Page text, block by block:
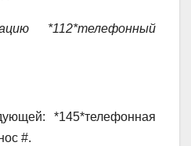
*112*телефонный
*145*телефонная
#.